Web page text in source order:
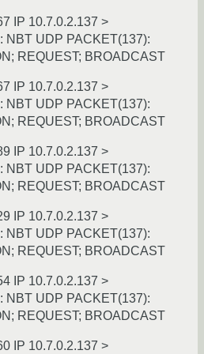
IP 10.7.0.2.137 >
NBT UDP PACKET(137):
REQUEST; BROADCAST
IP 10.7.0.2.137 >
NBT UDP PACKET(137):
REQUEST; BROADCAST
IP 10.7.0.2.137 >
NBT UDP PACKET(137):
REQUEST; BROADCAST
IP 10.7.0.2.137 >
NBT UDP PACKET(137):
REQUEST; BROADCAST
IP 10.7.0.2.137 >
NBT UDP PACKET(137):
REQUEST; BROADCAST
IP 10.7.0.2.137 >